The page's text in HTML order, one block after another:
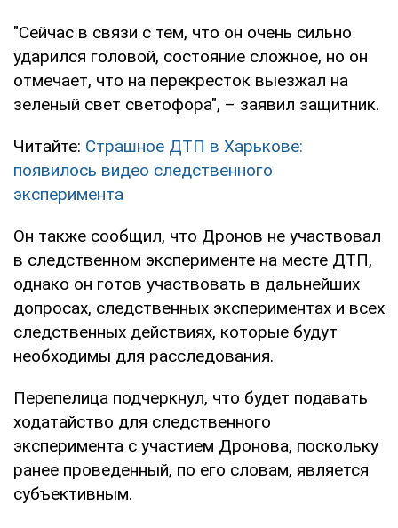
"Сейчас в связи с тем, что он очень сильно
ударился головой, состояние сложное, но он
отмечает, что на перекресток выезжал на
зеленый свет светофора", – заявил защитник.
Читайте: Страшное ДТП в Харькове:
появилось видео следственного
эксперимента
Он также сообщил, что Дронов не участвовал
в следственном эксперименте на месте ДТП,
однако он готов участвовать в дальнейших
допросах, следственных экспериментах и всех
следственных действиях, которые будут
необходимы для расследования.
Перепелица подчеркнул, что будет подавать
ходатайство для следственного
эксперимента с участием Дронова, поскольку
ранее проведенный, по его словам, является
субъективным.